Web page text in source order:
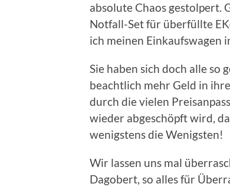
absolute Chaos gestolpert.
Notfall-Set für überfüllte
ich meinen Einkaufswagen
Sie haben sich doch alle so
beachtlich mehr Geld in
durch die vielen
wieder abgeschöpft wird,
wenigstens die Wenigsten!
Wir lassen uns mal
Dagobert, so alles für